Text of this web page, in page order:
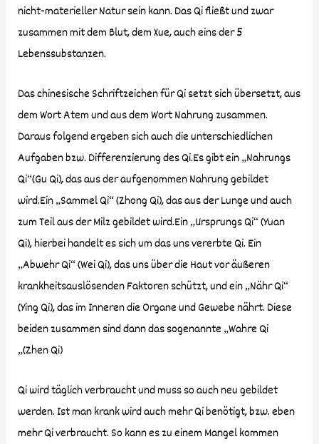
nicht-materieller Natur sein kann. Das Qi fließt und zwar
zusammen mit dem Blut, dem Xue, auch eins der 5
Lebenssubstanzen.
Das chinesische Schriftzeichen für Qi setzt sich übersetzt, aus
dem Wort Atem und aus dem Wort Nahrung zusammen.
Daraus folgend ergeben sich auch die unterschiedlichen
Aufgaben bzw. Differenzierung des Qi.Es gibt ein „Nahrungs
Qi“(Gu Qi), das aus der aufgenommen Nahrung gebildet
wird.Ein „Sammel Qi“ (Zhong Qi), das aus der Lunge und auch
zum Teil aus der Milz gebildet wird.Ein „Ursprungs Qi“ (Yuan
Qi), hierbei handelt es sich um das uns vererbte Qi. Ein
„Abwehr Qi“ (Wei Qi), das uns über die Haut vor äußeren
krankheitsauslösenden Faktoren schützt, und ein „Nähr Qi“
(Ying Qi), das im Inneren die Organe und Gewebe nährt. Diese
beiden zusammen sind dann das sogenannte „Wahre Qi
„(Zhen Qi)
Qi wird täglich verbraucht und muss so auch neu gebildet
werden. Ist man krank wird auch mehr Qi benötigt, bzw. eben
mehr Qi verbraucht. So kann es zu einem Mangel kommen